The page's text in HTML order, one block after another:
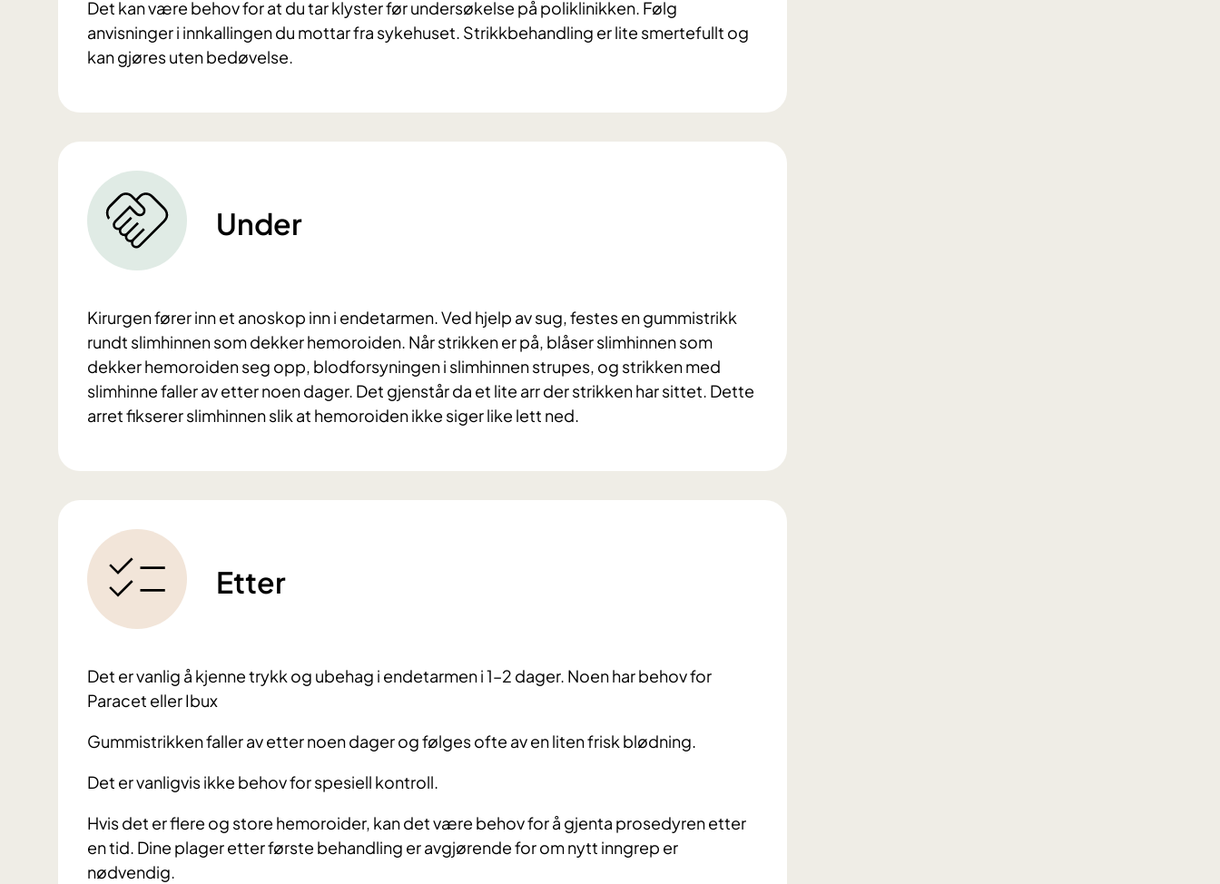
Det kan være behov for at du tar klyster før undersøkelse på poliklinikken. Følg
anvisninger i innkallingen du mottar fra sykehuset. Strikkbehandling er lite smertefullt og
kan gjøres uten bedøvelse.
Under
Kirurgen fører inn et anoskop inn i endetarmen. Ved hjelp av sug, festes en gummistrikk
rundt slimhinnen som dekker hemoroiden. Når strikken er på, blåser slimhinnen som
dekker hemoroiden seg opp, blodforsyningen i slimhinnen strupes, og strikken med
slimhinne faller av etter noen dager. Det gjenstår da et lite arr der strikken har sittet. Dette
arret fikserer slimhinnen slik at hemoroiden ikke siger like lett ned.
Etter
Det er vanlig å kjenne trykk og ubehag i endetarmen i 1–2 dager. Noen har behov for
Paracet eller Ibux
Gummistrikken faller av etter noen dager og følges ofte av en liten frisk blødning.
Det er vanligvis ikke behov for spesiell kontroll.
Hvis det er flere og store hemoroider, kan det være behov for å gjenta prosedyren etter
en tid. Dine plager etter første behandling er avgjørende for om nytt inngrep er
nødvendig.